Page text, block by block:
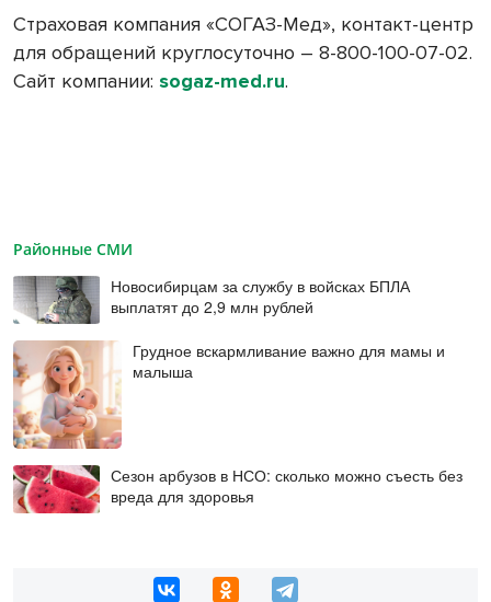
Страховая компания «СОГАЗ-Мед», контакт-центр
для обращений круглосуточно – 8-800-100-07-02.
Сайт компании: sogaz-med.ru.
Районные СМИ
Новосибирцам за службу в войсках БПЛА
выплатят до 2,9 млн рублей
Грудное вскармливание важно для мамы и
малыша
Сезон арбузов в НСО: сколько можно съесть без
вреда для здоровья